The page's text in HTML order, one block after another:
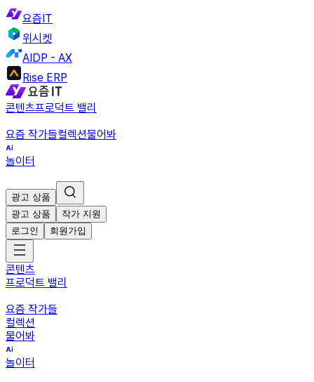
요즘IT
위시켓
AIDP - AX
Rise ERP
콘텐츠프로덕트 밸리
요즘 작가들컬렉션물어봐
놀이터
광고 상품
광고 상품
작가 지원
로그인
회원가입
콘텐츠
프로덕트 밸리
요즘 작가들
컬렉션
물어봐
놀이터